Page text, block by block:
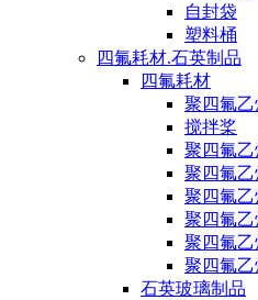
自封袋
塑料桶
四氟耗材.石英制品
四氟耗材
聚四氟
搅拌桨
聚四氟
聚四氟
聚四氟
聚四氟
聚四氟乙
聚四氟乙
石英玻璃制品